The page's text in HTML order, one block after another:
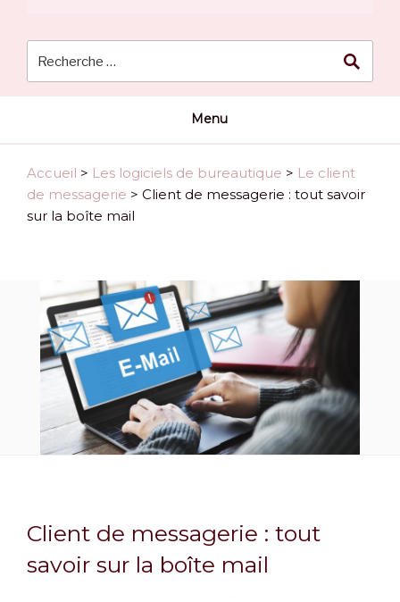
Menu
Accueil > Les logiciels de bureautique > Le client
de messagerie > Client de messagerie : tout savoir
sur la boîte mail
Client de messagerie : tout
savoir sur la boîte mail